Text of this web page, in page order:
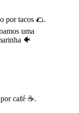
por tacos 🌮.
uma
🐠
café ☕.